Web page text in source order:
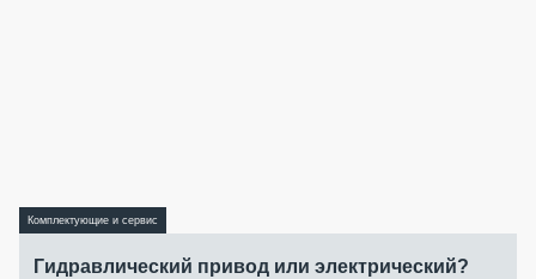
Комплектующие и сервис
Гидравлический привод или электрический?